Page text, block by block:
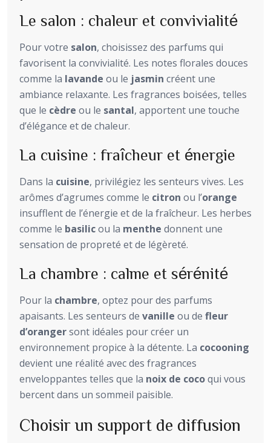
Le salon : chaleur et convivialité
Pour votre salon, choisissez des parfums qui
favorisent la convivialité. Les notes florales douces
comme la lavande ou le jasmin créent une
ambiance relaxante. Les fragrances boisées, telles
que le cèdre ou le santal, apportent une touche
d’élégance et de chaleur.
La cuisine : fraîcheur et énergie
Dans la cuisine, privilégiez les senteurs vives. Les
arômes d’agrumes comme le citron ou l’orange
insufflent de l’énergie et de la fraîcheur. Les herbes
comme le basilicou la menthe donnent une
sensation de propreté et de légèreté.
La chambre : calme et sérénité
Pour la chambre, optez pour des parfums
apaisants. Les senteurs de vanille ou de fleur
d’orangersont idéales pour créer un
environnement propice à la détente. La cocooning
devient une réalité avec des fragrances
enveloppantes telles que la noix de cocoqui vous
bercent dans un sommeil paisible.
Choisir un support de diffusion